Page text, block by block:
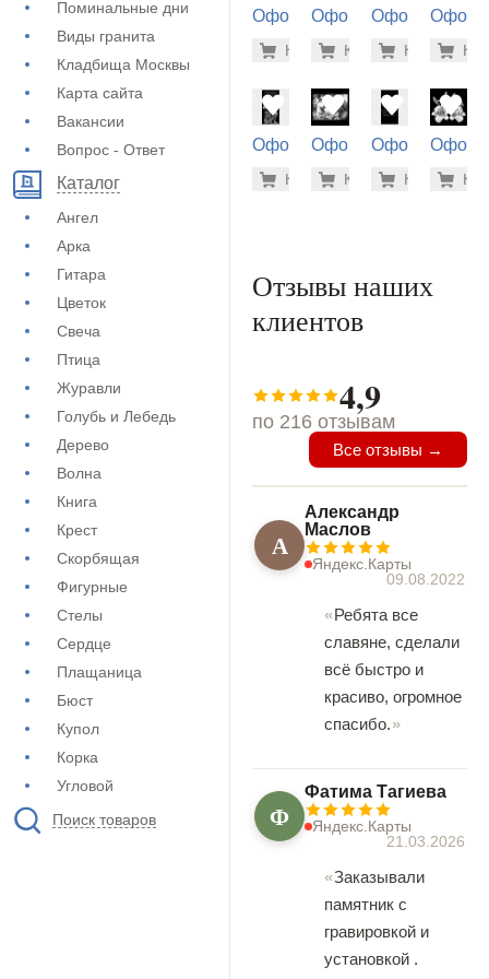
Поминальные дни
Виды гранита
Кладбища Москвы
Карта сайта
Вакансии
Вопрос - Ответ
Каталог
Ангел
Арка
Гитара
Цветок
Свеча
Птица
Журавли
Голубь и Лебедь
Дерево
Волна
Книга
Крест
Скорбящая
Фигурные
Стелы
Сердце
Плащаница
Бюст
Купол
Корка
Угловой
Поиск товаров
Оформление
(71-552)
-7% 1.900
Купить
Оформление
(71-106)
-7%
Купить
Оформление
(71-256)
-
Купить(73-
Оформление
(72-232)
-7% 3.700
Купить
Оформление
(73-526)
-7%
Купить
Оформление
(72-222)
-
Купить(71-
Отзывы наших
клиентов
4,9
по 216 отзывам
Все отзывы →
А
Александр
Маслов
Яндекс.Карты
09.08.2022
Ребята все
славяне, сделали
всё быстро и
красиво, огромное
спасибо.
Ф
Фатима Тагиева
Яндекс.Карты
21.03.2026
Заказывали
памятник с
гравировкой и
установкой .